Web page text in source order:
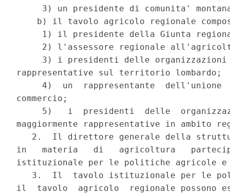
3) un presidente di comunita'
b) il tavolo agricolo regionale
1) il presidente della Giunta
2) l'assessore regionale
3) i presidenti delle
rappresentative sul territorio lombardo;
4)  un  rappresentante  dell'unione
commercio;
5)   i  presidenti  delle
maggiormente rappresentative in ambito
2.  Il direttore generale della
in   materia   di   agricoltura
istituzionale per le politiche agricole
3.  Il  tavolo istituzionale per le
il  tavolo  agricolo  regionale possono